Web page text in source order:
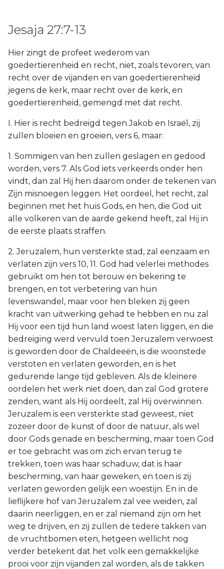
Jesaja 27:7-13
Hier zingt de profeet wederom van
goedertierenheid en recht, niet, zoals tevoren, van
recht over de vijanden en van goedertierenheid
jegens de kerk, maar recht over de kerk, en
goedertierenheid, gemengd met dat recht.
I. Hier is recht bedreigd tegen Jakob en Israël, zij
zullen bloeien en groeien, vers 6, maar:
1. Sommigen van hen zullen geslagen en gedood
worden, vers 7. Als God iets verkeerds onder hen
vindt, dan zal Hij hen daarom onder de tekenen van
Zijn misnoegen leggen. Het oordeel, het recht, zal
beginnen met het huis Gods, en hen, die God uit
alle volkeren van de aarde gekend heeft, zal Hij in
de eerste plaats straffen.
2. Jeruzalem, hun versterkte stad, zal eenzaam en
verlaten zijn vers 10, 11. God had velerlei methodes
gebruikt om hen tot berouw en bekering te
brengen, en tot verbetering van hun
levenswandel, maar voor hen bleken zij geen
kracht van uitwerking gehad te hebben en nu zal
Hij voor een tijd hun land woest laten liggen, en die
bedreiging werd vervuld toen Jeruzalem verwoest
is geworden door de Chaldeeën, is die woonstede
verstoten en verlaten geworden, en is het
gedurende lange tijd gebleven. Als de kleinere
oordelen het werk niet doen, dan zal God grotere
zenden, want als Hij oordeelt, zal Hij overwinnen.
Jeruzalem is een versterkte stad geweest, niet
zozeer door de kunst of door de natuur, als wel
door Gods genade en bescherming, maar toen God
er toe gebracht was om zich ervan terug te
trekken, toen was haar schaduw, dat is haar
bescherming, van haar geweken, en toen is zij
verlaten geworden gelijk een woestijn. En in de
lieflijkere hof van Jeruzalem zal vee weiden, zal
daarin neerliggen, en er zal niemand zijn om het
weg te drijven, en zij zullen de tedere takken van
de vruchtbomen eten, hetgeen wellicht nog
verder betekent dat het volk een gemakkelijke
prooi voor zijn vijanden zal worden, als de takken